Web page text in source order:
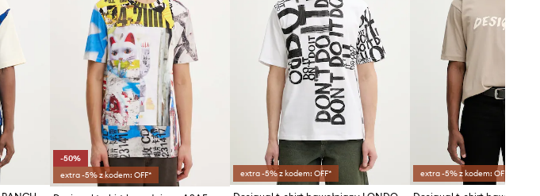
-50%
extra -5% z kodem: OFF*
extra -5% z kodem: OFF* extra -5% z kodem: OFF*